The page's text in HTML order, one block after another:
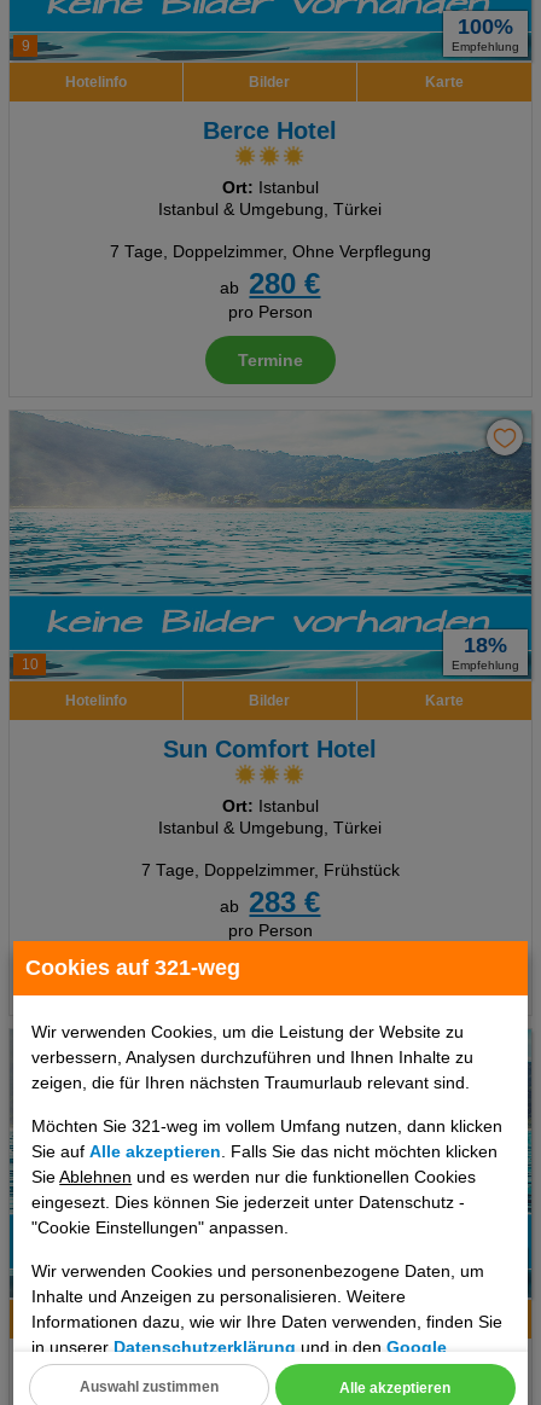
Cookies auf 321-weg
Wir verwenden Cookies, um die Leistung der Website zu
verbessern, Analysen durchzuführen und Ihnen Inhalte zu
zeigen, die für Ihren nächsten Traumurlaub relevant sind.
Möchten Sie 321-weg im vollem Umfang nutzen, dann klicken
Sie aufAlle akzeptieren . Falls Sie das nicht möchten klicken
SieAblehnen und es werden nur die funktionellen Cookies
eingesezt. Dies können Sie jederzeit unter Datenschutz -
"Cookie Einstellungen" anpassen.
Wir verwenden Cookies und personenbezogene Daten, um
Inhalte und Anzeigen zu personalisieren. Weitere
Informationen dazu, wie wir Ihre Daten verwenden, finden Sie
in unsererDatenschutzerklärung und in denGoogle
Datenschutz- und Nutzungsbedingungen
Alle akzeptieren
Auswahl zustimmen
9
100%
Empfehlung
Hotelinfo Bilder Karte
Berce Hotel
Ort: Istanbul
Istanbul & Umgebung, Türkei
7 Tage, Doppelzimmer, Ohne Verpflegung
ab
280 €
pro Person
Termine
10
18%
Empfehlung
Hotelinfo Bilder Karte
Sun Comfort Hotel
Ort: Istanbul
Istanbul & Umgebung, Türkei
7 Tage, Doppelzimmer, Frühstück
ab
283 €
pro Person
Termine
77%
Empfehlung
Hotelinfo Bilder Karte
Orient Apart Otel